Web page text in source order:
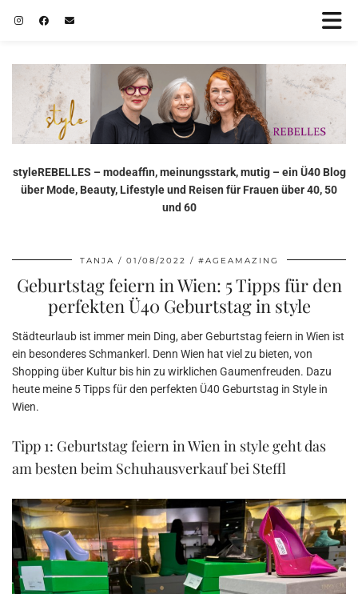
styleREBELLES – modeaffin, meinungsstark, mutig – ein Ü40 Blog
über Mode, Beauty, Lifestyle und Reisen für Frauen über 40, 50
und 60
TANJA 01/08/2022 #AGEAMAZING
Geburtstag feiern in Wien: 5 Tipps für den
perfekten Ü40 Geburtstag in style
Städteurlaub ist immer mein Ding, aber Geburtstag feiern in Wien ist
ein besonderes Schmankerl. Denn Wien hat viel zu bieten, von
Shopping über Kultur bis hin zu wirklichen Gaumenfreuden. Dazu
heute meine 5 Tipps für den perfekten Ü40 Geburtstag in Style in
Wien.
Tipp 1: Geburtstag feiern in Wien in style geht das
am besten beim Schuhausverkauf bei Steffl